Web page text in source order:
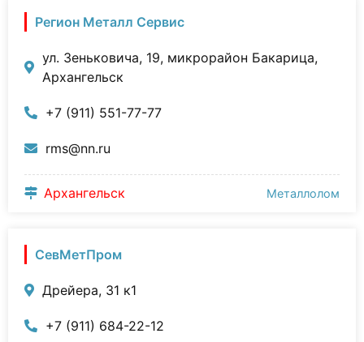
Регион Металл Сервис
ул. Зеньковича, 19, микрорайон Бакарица,
Архангельск
+7 (911) 551-77-77
rms@nn.ru
Архангельск Металлолом
СевМетПром
Дрейера, 31 к1
+7 (911) 684-22-12